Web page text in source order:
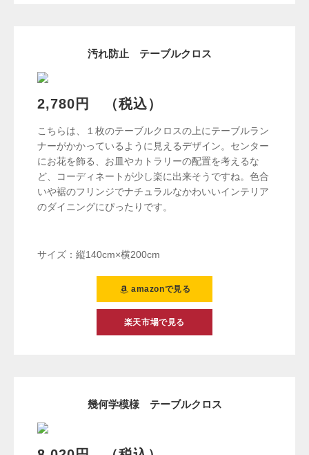
汚れ防止 テーブルクロス
2,780円 （税込）
こちらは、１枚のテーブルクロスの上にテーブルラン
ナーがかかっているように見えるデザイン。センター
にお花を飾る、お皿やカトラリーの配置を考えるな
ど、コーディネートが少し楽に出来そうですね。色合
いや裾のフリンジでナチュラルなかわいいインテリア
のダイニングにぴったりです。
サイズ：縦140cm×横200cm
amazonで見る
楽天市場で見る
幾何学模様 テーブルクロス